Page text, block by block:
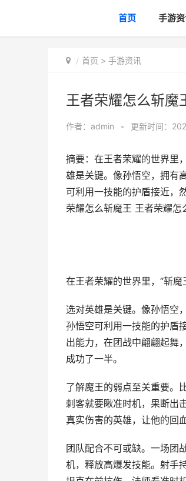
首页 手游
首页 > 手游资讯
王者荣耀怎么斩魔
作者： admin • 更新时间：
摘要：在王者荣耀的世界里
雄是关键。像孙悟空，拥有
可利用一技能的护盾接近，
荣耀怎么斩魔王 王者荣耀怎
在王者荣耀的世界里，“斩
选对英雄是关键。像孙悟空
孙悟空可利用一技能的护盾
出能力，在团战中翩翩起舞
成功了一半。
了解魔王的弱点至关重要。
刺客就要瞅准时机，果断出
真实伤害的英雄，让他的回
团队配合不可或缺。一场团
机，释放高爆发技能。射手